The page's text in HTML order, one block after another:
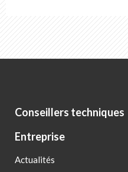
Conseillers techniques
Entreprise
Actualités